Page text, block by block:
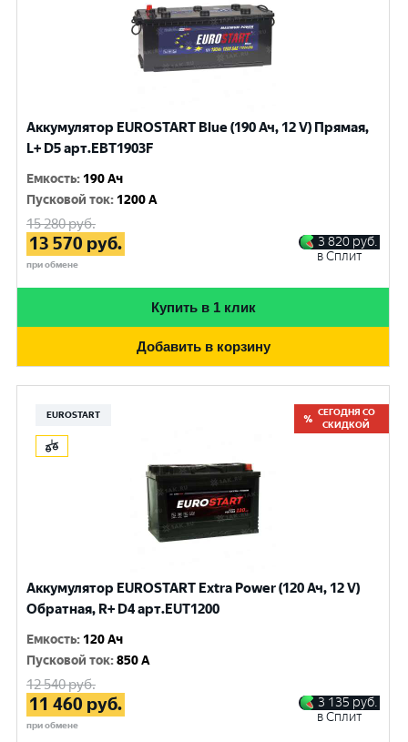
Аккумулятор EUROSTART Blue (190 Ач, 12 V) Прямая,
L+ D5 арт.EBT1903F
Емкость: 190 Ач
Пусковой ток: 1200 A
15 280руб.
13 570 руб.
при обмене
3 820 руб.
в Сплит
Купить в 1 клик
Добавить в корзину
EUROSTART
СЕГОДНЯ СО
СКИДКОЙ
Аккумулятор EUROSTART Extra Power (120 Ач, 12 V)
Обратная, R+ D4 арт.EUT1200
Емкость: 120 Ач
Пусковой ток:850 A
12 540руб.
11 460 руб.
при обмене
3 135 руб.
в Сплит